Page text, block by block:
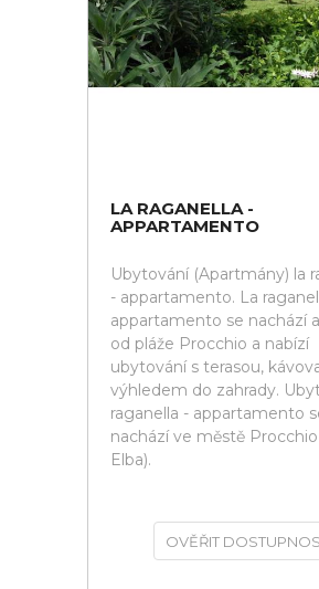
LA RAGANELLA -
APPARTAMENTO
Ubytování (Apartmány) la
- appartamento. La
appartamento se nachází
od pláže Procchio a nabízí
ubytování s terasou,
výhledem do zahrady.
raganella - appartamento
nachází ve městě
Elba).
OVĚŘIT